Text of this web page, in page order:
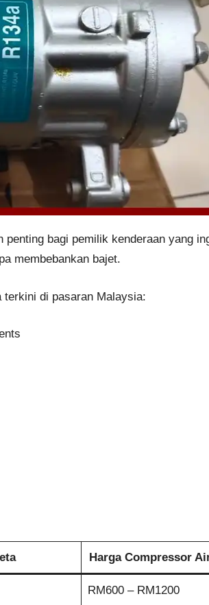
bagi pemilik kenderaan yang
membebankan bajet.
terkini di pasaran Malaysia:
Harga Compressor
RM600 – RM1200